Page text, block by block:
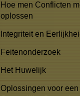
Hoe men Conflicten
oplossen
Integriteit en
Feitenonderzoek
Het Huwelijk
Oplossingen voor een